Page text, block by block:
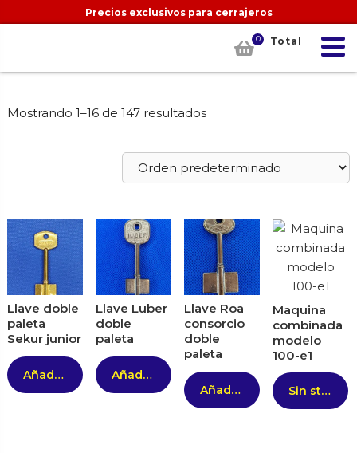
Precios exclusivos para cerrajeros
0 Total
Mostrando 1–16 de 147 resultados
Llave doble
paleta
Sekur junior
Añadir al carrito
Llave Luber
doble
paleta
Añadir al carrito
Llave Roa
consorcio
doble
paleta
Añadir al carrito
Maquina
combinada
modelo
100-e1
Sin stock